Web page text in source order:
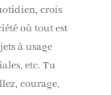
crois
où tout est
à usage
etc. Tu
, courage,